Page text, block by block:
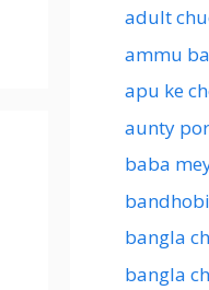
adult
ammu
apu ke
aunty
baba
bangla
bangla